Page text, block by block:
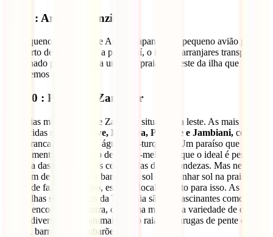
Dia 9 : Arusha/ Zanzibar
Do pequeno aeroporto de Arusha, apanha um pequeno avião para o
aeroporto de Zanzibar e, a partir daí, o ideal é arranjares transporte
combinado para te levar a uma das praias do leste da ilha que
escolhemos para ti.
Dia 10 : Praias de Zanzibar
As praias mais bonitas de Zanzibar situam-se a leste. As mais
conhecidas são
Matemwe, Kendwa, Pongwe e Jambiani, com
areia branca, palmeiras e água azul-turquesa. Um paraíso que é,
normalmente, um destino de lua-de-mel, pelo que o ideal é perderes-
te numa das praias menos conhecidas das redondezas. Mas nem
tudo tem de se resumir a banhos de sol e a apanhar sol na praia. Se
gostas de fazer mergulho, estás no local perfeito para isso. As
maravilhas subaquáticas da Tanzânia são tão fascinantes como as
que se encontram em terra, com uma magnífica variedade de corais
e uma diversidade de animais como raias, tartarugas de pente e
verdes, barracudas e tubarões.